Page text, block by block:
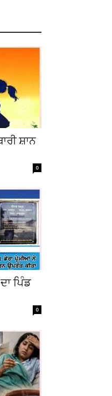
ਸ਼ਾਨ
0
ਪਿੰਡ
0